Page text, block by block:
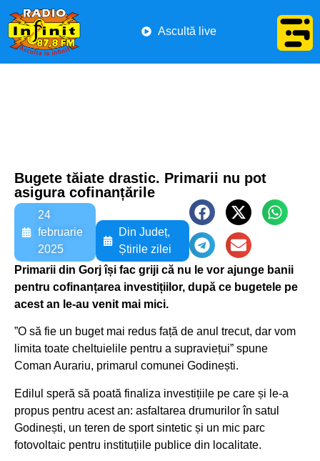
Ascultă live
Bugete tăiate drastic. Primarii nu pot
asigura cofinanțările
24
februarie
2025
Din Județ,
Știrile zilei
Primarii din Gorj își fac griji că nu le vor ajunge banii
pentru cofinanțarea investițiilor, după ce bugetele pe
acest an le-au venit mai mici.
”O să fie un buget mai redus față de anul trecut, dar vom
limita toate cheltuielile pentru a supraviețui” spune
Coman Aurariu, primarul comunei Godinești.
Edilul speră să poată finaliza investițiile pe care și le-a
propus pentru acest an: asfaltarea drumurilor în satul
Godinești, un teren de sport sintetic și un mic parc
fotovoltaic pentru instituțiile publice din localitate.